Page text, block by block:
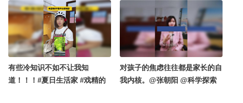
有些冷知识不如不让我知
道！！！#夏日生活家 #戏精的
对孩子的焦虑往往都是家长的自
我内核。@张朝阳 @科学探索